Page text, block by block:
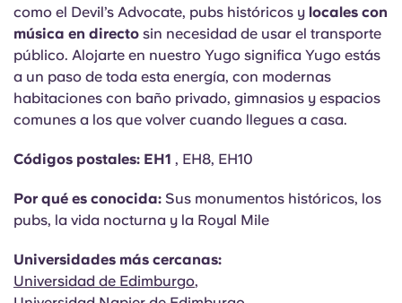
como el Devil’s Advocate, pubs históricos y locales con
música en directo sin necesidad de usar el transporte
público. Alojarte en nuestro Yugo significa Yugo estás
a un paso de toda esta energía, con modernas
habitaciones con baño privado, gimnasios y espacios
comunes a los que volver cuando llegues a casa.
Códigos postales: EH1 , EH8, EH10
Por qué es conocida: Sus monumentos históricos, los
pubs, la vida nocturna y la Royal Mile
Universidades más cercanas:
Universidad de Edimburgo,